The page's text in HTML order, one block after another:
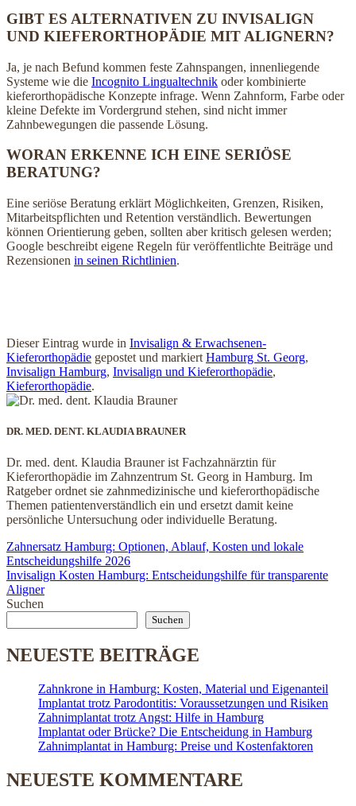
GIBT ES ALTERNATIVEN ZU INVISALIGN
UND KIEFERORTHOPÄDIE MIT ALIGNERN?
Ja, je nach Befund kommen feste Zahnspangen, innenliegende
Systeme wie die Incognito Lingualtechnik oder kombinierte
kieferorthopädische Konzepte infrage. Wenn Zahnform, Farbe oder
kleine Defekte im Vordergrund stehen, sind nicht immer
Zahnbewegungen die passende Lösung.
WORAN ERKENNE ICH EINE SERIÖSE
BERATUNG?
Eine seriöse Beratung erklärt Möglichkeiten, Grenzen, Risiken,
Mitarbeitspflichten und Retention verständlich. Bewertungen
können Orientierung geben, sollten aber kritisch gelesen werden;
Google beschreibt eigene Regeln für veröffentlichte Beiträge und
Rezensionen in seinen Richtlinien.
Dieser Eintrag wurde in Invisalign & Erwachsenen-
Kieferorthopädie gepostet und markiert Hamburg St. Georg,
Invisalign Hamburg, Invisalign und Kieferorthopädie,
Kieferorthopädie.
DR. MED. DENT. KLAUDIA BRAUNER
Dr. med. dent. Klaudia Brauner ist Fachzahnärztin für
Kieferorthopädie im Zahnzentrum St. Georg in Hamburg. Im
Ratgeber ordnet sie zahnmedizinische und kieferorthopädische
Themen patientenverständlich ein und ersetzt damit keine
persönliche Untersuchung oder individuelle Beratung.
Zahnersatz Hamburg: Optionen, Ablauf, Kosten und lokale
Entscheidungshilfe 2026
Invisalign Kosten Hamburg: Entscheidungshilfe für transparente
Aligner
Suchen
Suchen
NEUESTE BEITRÄGE
Zahnkrone in Hamburg: Kosten, Material und Eigenanteil
Implantat trotz Parodontitis: Voraussetzungen und Risiken
Zahnimplantat trotz Angst: Hilfe in Hamburg
Implantat oder Brücke? Die Entscheidung in Hamburg
Zahnimplantat in Hamburg: Preise und Kostenfaktoren
NEUESTE KOMMENTARE